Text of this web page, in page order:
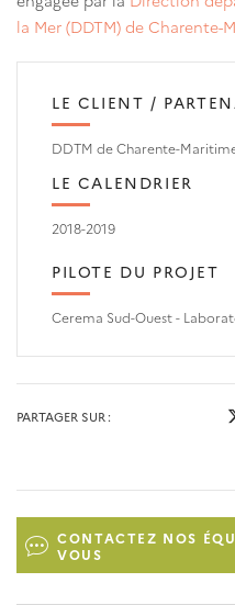
la Mer (DDTM) de Charente-
LE CLIENT /
DDTM de Charente-
LE CALENDRIER
2018-2019
PILOTE DU PROJET
Cerema Sud-Ouest -
PARTAGER SUR
CONTACTEZ NOS
VOUS